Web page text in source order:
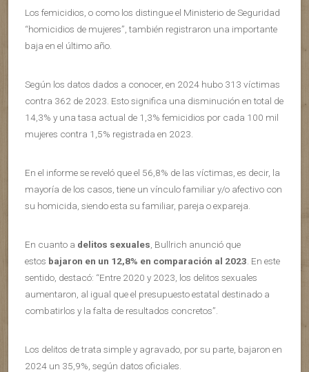
Los femicidios, o como los distingue el Ministerio de Seguridad
“homicidios de mujeres”, también registraron una importante
baja en el último año.
Según los datos dados a conocer, en 2024 hubo 313 víctimas
contra 362 de 2023. Esto significa una disminución en total de
14,3% y una tasa actual de 1,3% femicidios por cada 100 mil
mujeres contra 1,5% registrada en 2023.
En el informe se reveló que el 56,8% de las víctimas, es decir, la
mayoría de los casos, tiene un vínculo familiar y/o afectivo con
su homicida, siendo esta su familiar, pareja o expareja.
En cuanto a delitos sexuales , Bullrich anunció que
estos bajaron en un 12,8% en comparación al 2023 . En este
sentido, destacó: “Entre 2020 y 2023, los delitos sexuales
aumentaron, al igual que el presupuesto estatal destinado a
combatirlos y la falta de resultados concretos”.
Los delitos de trata simple y agravado, por su parte, bajaron en
2024 un 35,9%, según datos oficiales.